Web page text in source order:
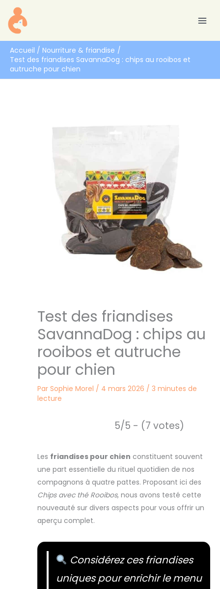
contenu
Accueil
Nourriture & friandise
Test des friandises SavannaDog : chips au rooibos et
autruche pour chien
Test des friandises
SavannaDog : chips au
rooibos et autruche
pour chien
Par Sophie Morel / 4 mars 2026 / 3 minutes de
lecture
5/5 - (7 votes)
Les friandises pour chien constituent souvent
une part essentielle du rituel quotidien de nos
compagnons à quatre pattes. Proposant ici des
Chips avec thé Rooibos, nous avons testé cette
nouveauté sur divers aspects pour vous offrir un
aperçu complet.
Considérez ces friandises
uniques pour enrichir le menu
e
c
h
e